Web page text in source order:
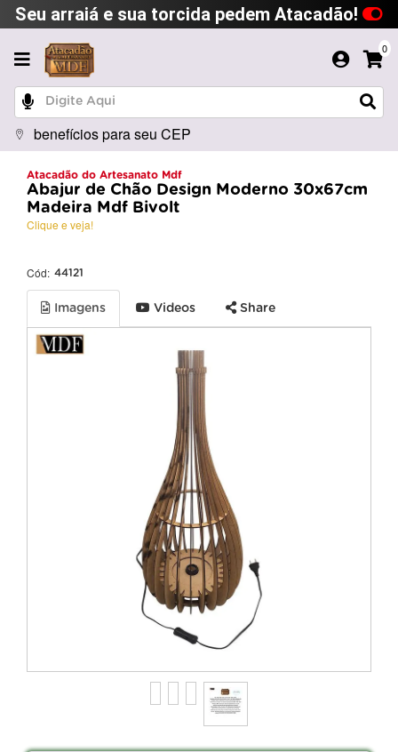
Seu arraiá e sua torcida pedem Atacadão!
0
benefícios para seu CEP
Atacadão do Artesanato Mdf
Abajur de Chão Design Moderno 30x67cm
Madeira Mdf Bivolt
Clique e veja!
Cód: 44121
Imagens Videos Share